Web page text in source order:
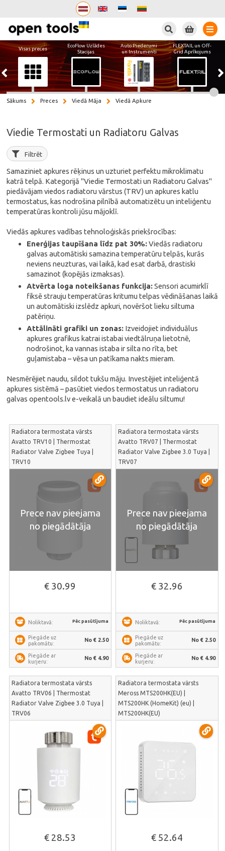
Visas preces
EcoFlow Uzlādes
Stacijas
Auto Piederumi
un Instrumenti
FLEXTAIL un Off-
Grid Aprīkojums
Sākums Preces Viedā Māja Viedā Apkure
Viedie Termostati un Radiatoru Galvas
Filtrēt
Samaziniet apkures rēķinus un uzturiet perfektu mikroklimatu
katrā telpā. Kategorijā "Viedie Termostati un Radiatoru Galvas"
piedāvājam viedos radiatoru vārstus (TRV) un apkures katlu
termostatus, kas nodrošina pilnībā automatizētu un inteliģentu
temperatūras kontroli jūsu mājoklī.
Viedās apkures vadības tehnoloģiskās priekšrocības:
Enerģijas taupīšana līdz pat 30%:Viedās radiatoru
galvas automātiski samazina temperatūru telpās, kurās
neviens neuzturas, vai laikā, kad esat darbā, drastiski
samazinot (kopējās izmaksas).
Atvērta loga noteikšanas funkcija:Sensori acumirklī
fiksē strauju temperatūras kritumu telpas vēdināšanas laikā
un automātiski izslēdz apkuri, novēršot lieku siltuma
patēriņu.
Attālināti grafiki un zonas: Izveidojiet individuālus
apkures grafikus katrai istabai viedtālruņa lietotnē,
nodrošinot, ka vannas istaba ir silta no rīta, bet
guļamistaba – vēsa un patīkama nakts mieram.
Nesmērējiet naudu, sildot tukšu māju. Investējiet inteliģentā
apkures sistēmā – pasūtiet viedos termostatus un radiatoru
galvas opentools.lv e-veikalā un baudiet ideālu siltumu!
Radiatora termostata vārsts
Avatto TRV10 | Thermostat
Radiator Valve Zigbee Tuya |
TRV10
Prece nav pieejama
no piegādātāja
€ 30.99
Noliktavā: Pēc pasūtījuma
Piegāde uz
pakomātu:
No € 2.50
Piegāde ar
kurjeru:
No € 4.90
Radiatora termostata vārsts
Avatto TRV07 | Thermostat
Radiator Valve Zigbee 3.0 Tuya |
TRV07
Prece nav pieejama
no piegādātāja
€ 32.96
Noliktavā: Pēc pasūtījuma
Piegāde uz
pakomātu:
No € 2.50
Piegāde ar
kurjeru:
No € 4.90
Radiatora termostata vārsts
Avatto TRV06 | Thermostat
Radiator Valve Zigbee 3.0 Tuya |
TRV06
€ 28.53
Radiatora termostata vārsts
Meross MTS200HK(EU) |
MTS200HK (HomeKit) (eu) |
MTS200HK(EU)
€ 52.64